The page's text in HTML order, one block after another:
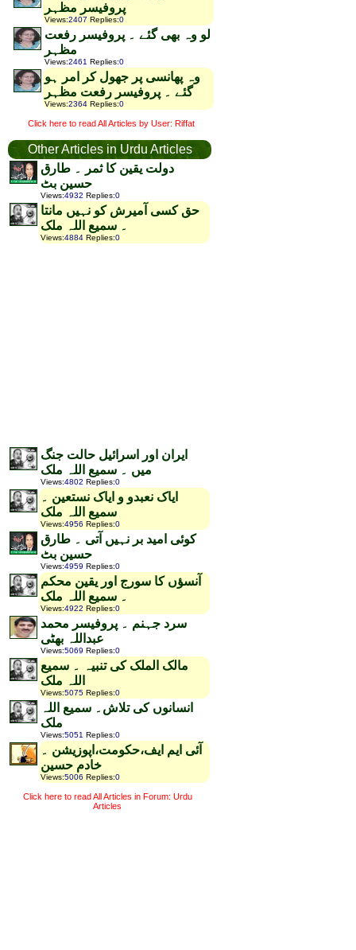
پروفیسر مظہر
Views:2407 Replies:0
لو وہ بھی گئے ۔ پروفیسر رفعت
مظہر
Views:2461 Replies:0
وہ پھانسی پر جھول کر امر ہو
گئے ۔ پروفیسر رفعت مظہر
Views:2364 Replies:0
Click here to read All Articles by User: Riffat
Other Articles in Urdu Articles
دولت یقین کا ثمر ۔ طارق
حسین بٹ
Views:4932 Replies:0
حق کسی آمیرش کو نہیں مانتا
۔ سمیع اللہ ملک
Views:4884 Replies:0
ایران اور اسرائیل حالت جنگ
میں ۔ سمیع اللہ ملک
Views:4802 Replies:0
ایاک نعبدو و ایاک نستعین ۔
سمیع اللہ ملک
Views:4956 Replies:0
کوئی امید بر نہیں آتی ۔ طارق
حسین بٹ
Views:4959 Replies:0
آنسؤں کا سورج اور یقین محکم
۔ سمیع اللہ ملک
Views:4922 Replies:0
سرد جہنم ۔ پروفیسر محمد
عبداللہ بھٹی
Views:5069 Replies:0
مالک الملک کی تنبیہ ۔ سمیع
اللہ ملک
Views:5075 Replies:0
انسانوں کی تلاش۔ سمیع اللہ
ملک
Views:5051 Replies:0
آئی ایم ایف،حکومت،اپوزیشن ۔
خادم حسین
Views:5006 Replies:0
Click here to read All Articles in Forum: Urdu
Articles